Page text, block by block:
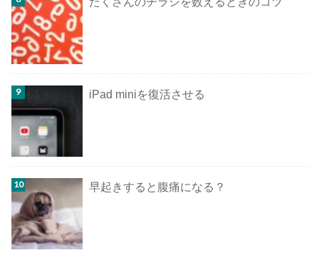
iPad miniを復活させる
早起きすると腹痛になる？